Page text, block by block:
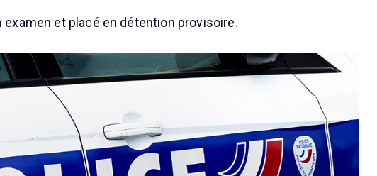
et placé en détention provisoire.